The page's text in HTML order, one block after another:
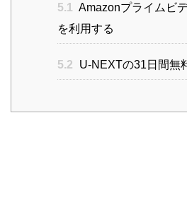
5.1 Amazonプライムビ
を利用する
5.2 U-NEXTの31日間無